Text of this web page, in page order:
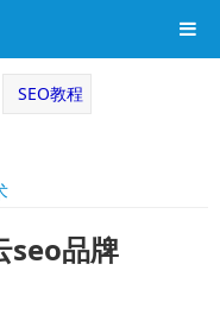
SEO教程
seo品牌